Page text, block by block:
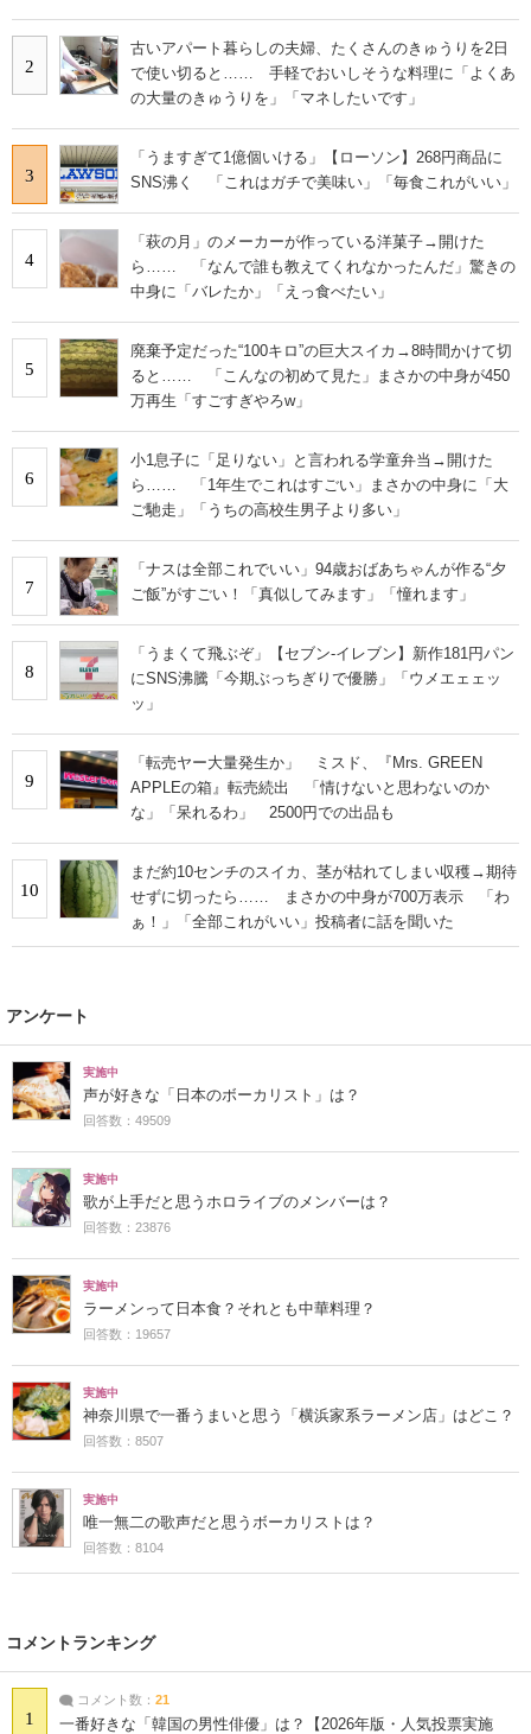
2
古いアパート暮らしの夫婦、たくさんのきゅうりを2日
で使い切ると…… 手軽でおいしそうな料理に「よくあ
の大量のきゅうりを」「マネしたいです」
3
「うますぎて1億個いける」【ローソン】268円商品に
SNS沸く 「これはガチで美味い」「毎食これがいい」
4
「萩の月」のメーカーが作っている洋菓子→開けた
ら…… 「なんで誰も教えてくれなかったんだ」驚きの
中身に「バレたか」「えっ食べたい」
5
廃棄予定だった“100キロ”の巨大スイカ→8時間かけて切
ると…… 「こんなの初めて見た」まさかの中身が450
万再生「すごすぎやろw」
6
小1息子に「足りない」と言われる学童弁当→開けた
ら…… 「1年生でこれはすごい」まさかの中身に「大
ご馳走」「うちの高校生男子より多い」
7
「ナスは全部これでいい」94歳おばあちゃんが作る“夕
ご飯”がすごい！「真似してみます」「憧れます」
8
「うまくて飛ぶぞ」【セブン‐イレブン】新作181円パン
にSNS沸騰「今期ぶっちぎりで優勝」「ウメエェェッ
ッ」
9
「転売ヤー大量発生か」 ミスド、『Mrs. GREEN
APPLEの箱』転売続出 「情けないと思わないのか
な」「呆れるわ」 2500円での出品も
10
まだ約10センチのスイカ、茎が枯れてしまい収穫→期待
せずに切ったら…… まさかの中身が700万表示 「わ
ぁ！」「全部これがいい」投稿者に話を聞いた
アンケート
実施中
声が好きな「日本のボーカリスト」は？
回答数：49509
実施中
歌が上手だと思うホロライブのメンバーは？
回答数：23876
実施中
ラーメンって日本食？それとも中華料理？
回答数：19657
実施中
神奈川県で一番うまいと思う「横浜家系ラーメン店」はどこ？
回答数：8507
実施中
唯一無二の歌声だと思うボーカリストは？
回答数：8104
コメントランキング
1
コメント数： 21
一番好きな「韓国の男性俳優」は？【2026年版・人気投票実施